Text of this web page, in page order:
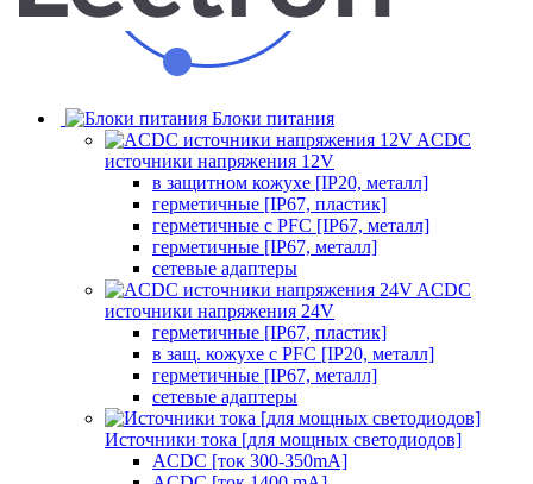
Блоки питания
ACDC
источники напряжения 12V
в защитном кожухе [IP20, металл]
герметичные [IP67, пластик]
герметичные с PFC [IP67, металл]
герметичные [IP67, металл]
сетевые адаптеры
ACDC
источники напряжения 24V
герметичные [IP67, пластик]
в защ. кожухе с PFC [IP20, металл]
герметичные [IP67, металл]
сетевые адаптеры
Источники тока [для мощных светодиодов]
ACDC [ток 300-350mA]